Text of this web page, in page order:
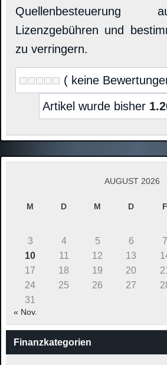
Quellenbesteuerung
Lizenzgebühren und
zu verringern.
( keine
Artikel wurde bisher
AUGUST 2026
M D M D F
3
4 5 6 7
10
11 12 13
17
18 19 20 21
24
25 26 27
31
« Nov.
Finanzkategorien